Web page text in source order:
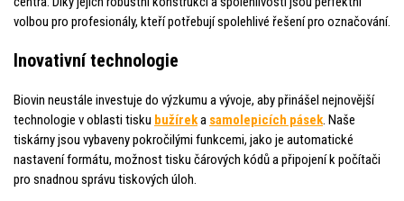
volbou pro profesionály, kteří potřebují spolehlivé řešení pro označování.
Inovativní technologie
Biovin neustále investuje do výzkumu a vývoje, aby přinášel nejnovější
technologie v oblasti tisku bužíreka samolepicích pásek. Naše
tiskárny jsou vybaveny pokročilými funkcemi, jako je automatické
nastavení formátu, možnost tisku čárových kódů a připojení k počítači
pro snadnou správu tiskových úloh.